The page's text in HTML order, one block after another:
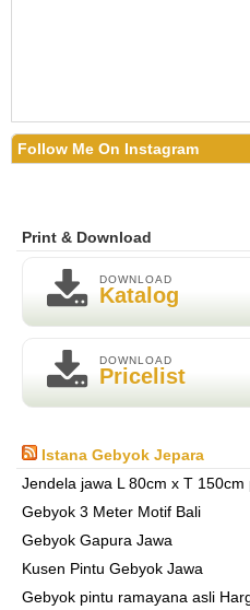
Follow Me On Instagram
Print & Download
DOWNLOAD
Katalog
DOWNLOAD
Pricelist
Istana Gebyok Jepara
Jendela jawa L 80cm x T 150cm
Gebyok 3 Meter Motif Bali
Gebyok Gapura Jawa
Kusen Pintu Gebyok Jawa
Gebyok pintu ramayana asli